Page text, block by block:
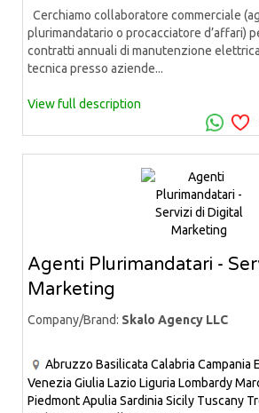
Cerchiamo collaboratore commerciale
plurimandatario o procacciatore d’affari)
contratti annuali di manutenzione
tecnica presso aziende...
View full description
Agenti Plurimandatari -
Marketing
Company/Brand: Skalo Agency LLC
Abruzzo Basilicata Calabria Campania
Venezia Giulia Lazio Liguria Lombardy
PiedmontApulia Sardinia Sicily Tuscany